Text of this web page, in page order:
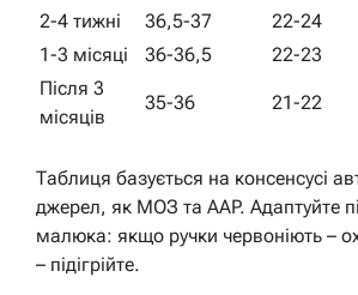
2-4 тижні 36,5-37 22-24
1-3 місяці
36-36,5 22-23
Після 3
місяців
35-36 21-22
Таблиця базується на консенсусі
джерел, як МОЗ та AAP. Адаптуйте
малюка: якщо ручки червоніють –
– підігрійте.